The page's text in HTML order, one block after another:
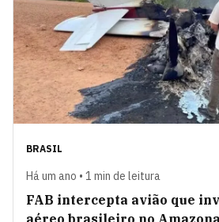
BRASIL
Há um ano • 1 min de leitura
FAB intercepta avião que
aéreo brasileiro no